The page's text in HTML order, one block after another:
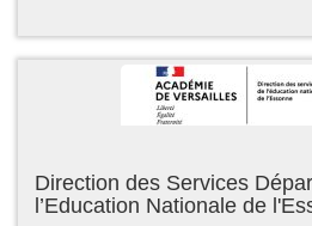
Direction des Services
l’Education Nationale de